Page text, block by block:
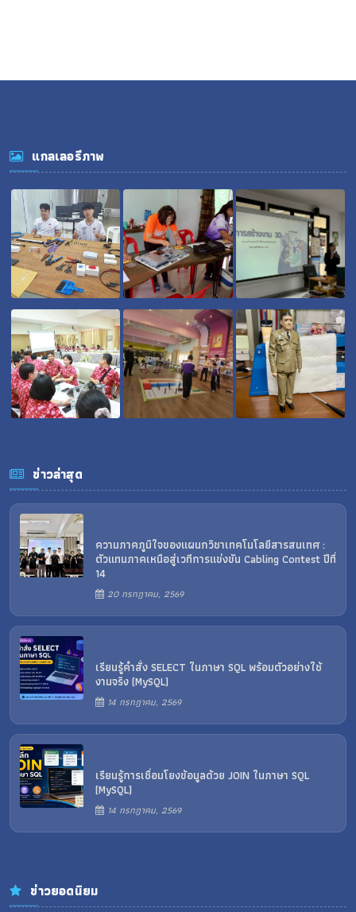
แกลเลอรีภาพ
ข่าวล่าสุด
ความภาคภูมิใจของแผนกวิชาเทคโนโลยีสารสนเทศ :
ตัวแทนภาคเหนือสู่เวทีการแข่งขัน Cabling Contest ปีที่
14
20 กรกฎาคม, 2569
เรียนรู้คำสั่ง SELECT ในภาษา SQL พร้อมตัวอย่างใช้
งานจริง (MySQL)
14 กรกฎาคม, 2569
เรียนรู้การเชื่อมโยงข้อมูลด้วย JOIN ในภาษา SQL
(MySQL)
14 กรกฎาคม, 2569
ข่าวยอดนิยม